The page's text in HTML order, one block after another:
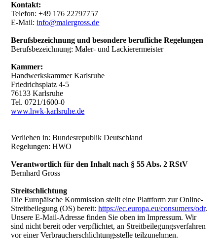
Kontakt:
Telefon: +49 176 22797757
E-Mail:info@malergross.de
Berufsbezeichnung und besondere berufliche Regelungen
Berufsbezeichnung: Maler- und Lackierermeister
Kammer:
Handwerkskammer Karlsruhe
Friedrichsplatz 4-5
76133 Karlsruhe
Tel. 0721/1600-0
www.hwk-karlsruhe.de
Verliehen in: Bundesrepublik Deutschland
Regelungen: HWO
Verantwortlich für den Inhalt nach § 55 Abs. 2 RStV
Bernhard Gross
Streitschlichtung
Die Europäische Kommission stellt eine Plattform zur Online-
Streitbeilegung (OS) bereit:https://ec.europa.eu/consumers/odr.
Unsere E-Mail-Adresse finden Sie oben im Impressum. Wir
sind nicht bereit oder verpflichtet, an Streitbeilegungsverfahren
vor einer Verbraucherschlichtungsstelle teilzunehmen.